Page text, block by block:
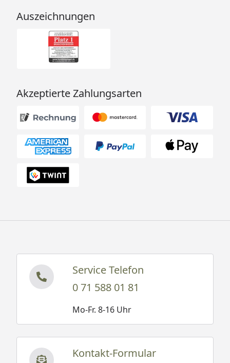
Auszeichnungen
Akzeptierte Zahlungsarten
Service Telefon
0 71 588 01 81
Mo-Fr. 8-16 Uhr
Kontakt-Formular